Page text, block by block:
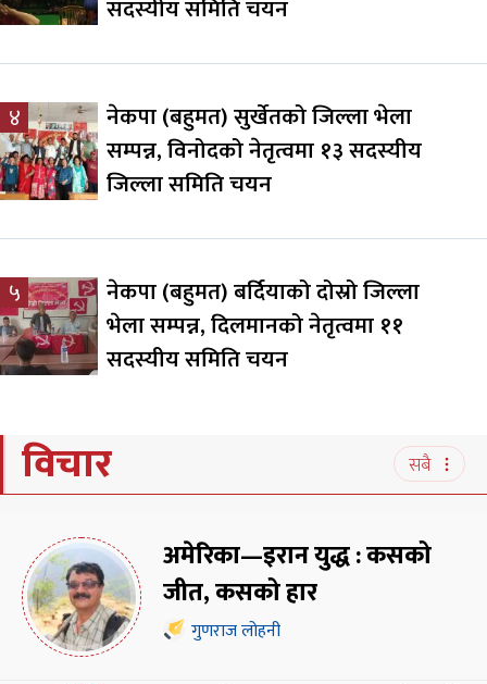
सदस्यीय समिति चयन
४
नेकपा (बहुमत) सुर्खेतको जिल्ला भेला
सम्पन्न, विनोदको नेतृत्वमा १३ सदस्यीय
जिल्ला समिति चयन
५
नेकपा (बहुमत) बर्दियाको दोस्रो जिल्ला
भेला सम्पन्न, दिलमानको नेतृत्वमा ११
सदस्यीय समिति चयन
विचार सबै
अमेरिका—इरान युद्ध : कसको
जीत, कसको हार
गुणराज लोहनी